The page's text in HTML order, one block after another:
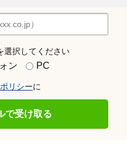
選択してください
ン PC
リシーに
で受け取る